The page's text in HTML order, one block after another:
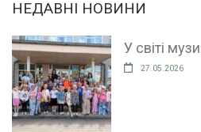
НЕДАВНІ НОВИНИ
У світі
27.05.2026